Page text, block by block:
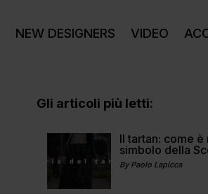
NEW DESIGNERS VIDEO
Gli articoli più letti:
Il tartan: come
simbolo della
By Paolo Lapicca